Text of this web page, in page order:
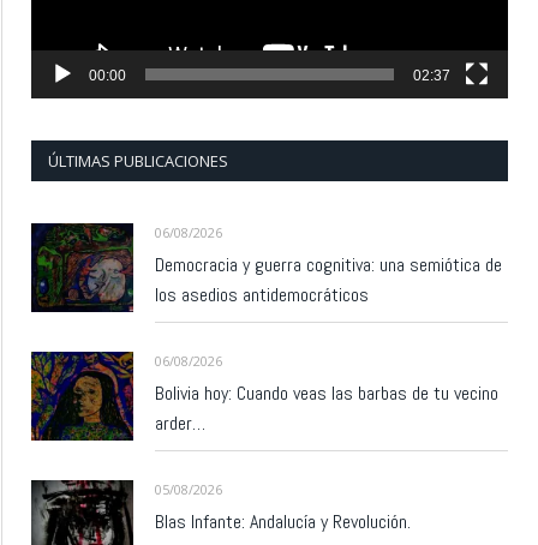
00:00 02:37
ÚLTIMAS PUBLICACIONES
06/08/2026
Democracia y guerra cognitiva: una semiótica de
los asedios antidemocráticos
06/08/2026
Bolivia hoy: Cuando veas las barbas de tu vecino
arder…
05/08/2026
Blas Infante: Andalucía y Revolución.